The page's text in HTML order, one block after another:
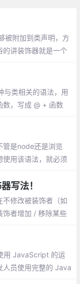
被附加到类声明，方
的讲装饰器就是一个
与类相关的语法，用
数，写成 @ + 函数
管是node还是浏览
用该语法，就必须
写法！
修改被装饰者（如
饰者增加 / 移除某些
用 JavaScript 的运
人员使用完整的 Java